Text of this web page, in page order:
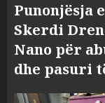
Punonjësja
Skerdi
Nano për
dhe pasuri